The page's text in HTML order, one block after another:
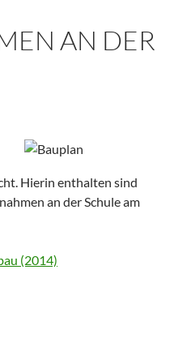
AN DER S
Hierin enthalten sind
an der Schule am
(2014)
Schulbau“/